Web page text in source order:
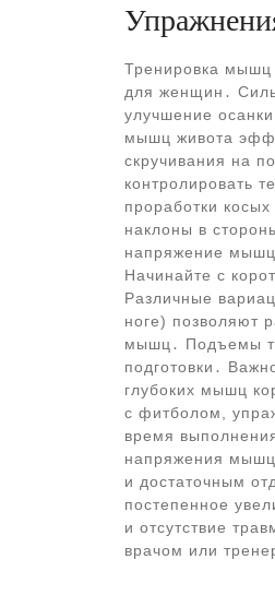
Тренировка мышц
для женщин․
улучшение
мышц живота
скручивания на
контролировать
проработки
наклоны в
напряжение
Начинайте с
Различные
ноге) позволяют
мышц․ Подъемы
подготовки․
глубоких мышц
с фитболом,
время
напряжения
и достаточным
постепенное
и отсутствие
врачом или